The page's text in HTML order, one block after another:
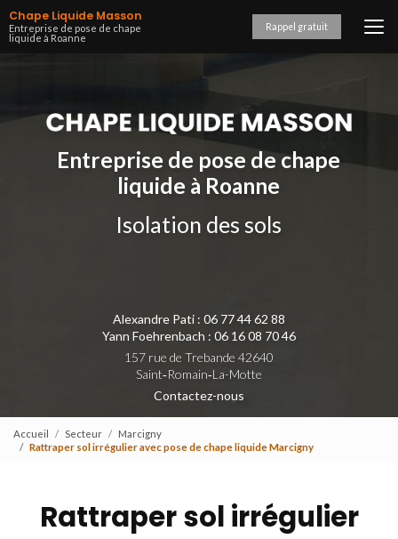
Aller
au
contenu
Chape Liquide Masson
Entreprise de pose de chape
liquide à Roanne
Rappel gratuit
Entreprise de pose de chape
liquide à Roanne
Isolation des sols
Alexandre Pati : 06 77 44 62 88
Yann Foehrenbach : 06 16 08 70 46
157 rue de Trebande 42640
Saint‑Romain‑La-Motte
Contactez-nous
Accueil Secteur
Marcigny
Rattraper sol irrégulier avec pose de chape liquide Marcigny
Rattraper sol irrégulier